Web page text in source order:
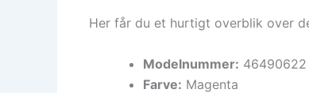
Her får du et hurtigt overblik over
Modelnummer: 46490622
Farve: Magenta